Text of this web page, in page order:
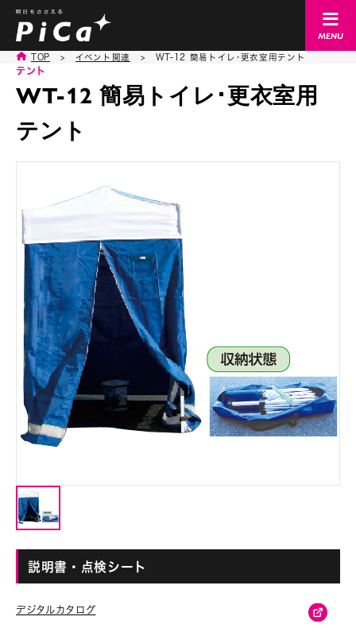
TOP > イベント関連 > WT-12 簡易トイレ･更衣室用テント
WT-12 簡易トイレ･更衣室用
テント
テント
説明書・点検シート
デジタルカタログ